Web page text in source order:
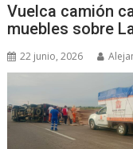
Vuelca camión
muebles sobre
22 junio, 2026